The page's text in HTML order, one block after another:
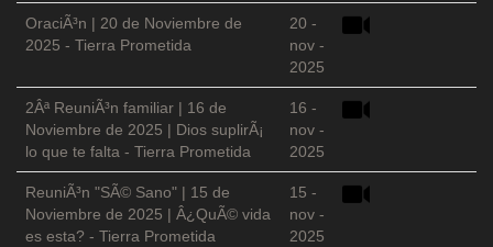
OraciÃ³n | 20 de Noviembre de
2025 - Tierra Prometida
20 -
nov -
2025
2Âª ReuniÃ³n familiar | 16 de
Noviembre de 2025 | Dios suplirÃ¡
lo que te falta - Tierra Prometida
16 -
nov -
2025
ReuniÃ³n "SÃ© Sano" | 15 de
Noviembre de 2025 | Â¿QuÃ© vida
es esta? - Tierra Prometida
15 -
nov -
2025